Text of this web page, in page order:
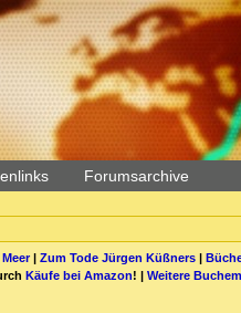
Forumsarchive
| Zum Tode Jürgen Küßners|
Käufe bei Amazon! | Weitere